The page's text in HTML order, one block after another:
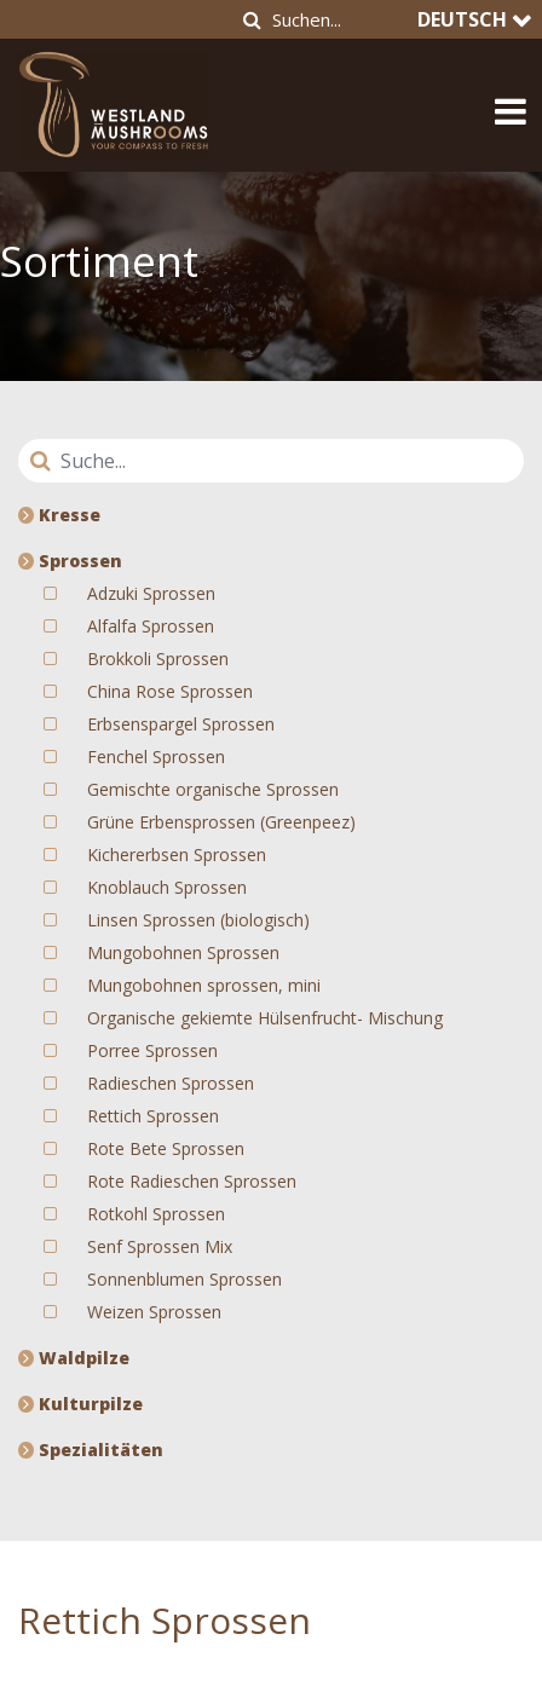
DEUTSCH
Sortiment
Kresse
Sprossen
Adzuki Sprossen
Alfalfa Sprossen
Brokkoli Sprossen
China Rose Sprossen
Erbsenspargel Sprossen
Fenchel Sprossen
Gemischte organische Sprossen
Grüne Erbensprossen (Greenpeez)
Kichererbsen Sprossen
Knoblauch Sprossen
Linsen Sprossen (biologisch)
Mungobohnen Sprossen
Mungobohnen sprossen, mini
Organische gekiemte Hülsenfrucht- Mischung
Porree Sprossen
Radieschen Sprossen
Rettich Sprossen
Rote Bete Sprossen
Rote Radieschen Sprossen
Rotkohl Sprossen
Senf Sprossen Mix
Sonnenblumen Sprossen
Weizen Sprossen
Waldpilze
Kulturpilze
Spezialitäten
Rettich Sprossen